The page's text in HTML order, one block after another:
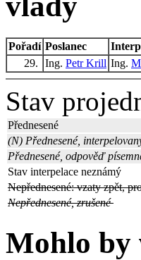
Pořadí Poslanec
29.
Ing. Petr Krill Ing.
Stav
Přednesené
(N) Přednesené,
Přednesené, odpověď
Stav interpelace neznámý
Nepřednesené: vzaty zpět,
Nepřednesené, zrušené
Mohlo by